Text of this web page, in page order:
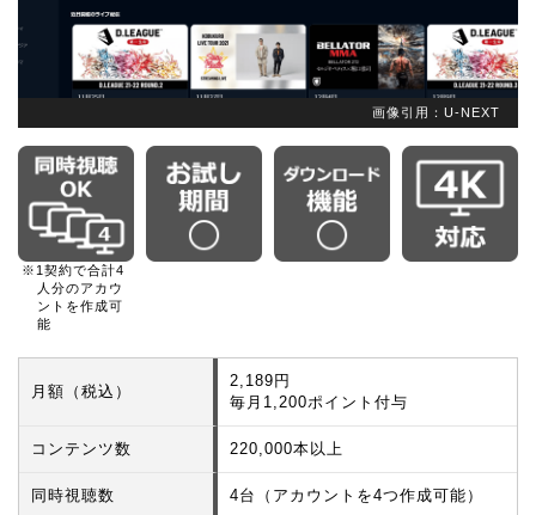
画像引用：U-NEXT
※1契約で合計4
人分のアカウ
ントを作成可
能
月額（税込）
2,189円
毎月1,200ポイント付与
コンテンツ数 220,000本以上
同時視聴数 4台（アカウントを4つ作成可能）